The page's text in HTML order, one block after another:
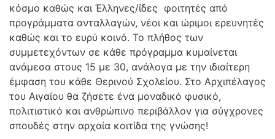
κόσμο καθώς και Έλληνες/ίδες φοιτητές από
προγράμματα ανταλλαγών, νέοι και ώριμοι ερευνητές
καθώς και το ευρύ κοινό. Το πλήθος των
συμμετεχόντων σε κάθε πρόγραμμα κυμαίνεται
ανάμεσα στους 15 με 30, ανάλογα με την ιδιαίτερη
έμφαση του κάθε Θερινού Σχολείου. Στο Αρχιπέλαγος
του Αιγαίου θα ζήσετε ένα μοναδικό φυσικό,
πολιτιστικό και ανθρώπινο περιβάλλον για σύγχρονες
σπουδές στην αρχαία κοιτίδα της γνώσης!